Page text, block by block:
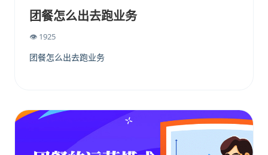
团餐怎么出去跑业务
👁 1925
团餐怎么出去跑业务